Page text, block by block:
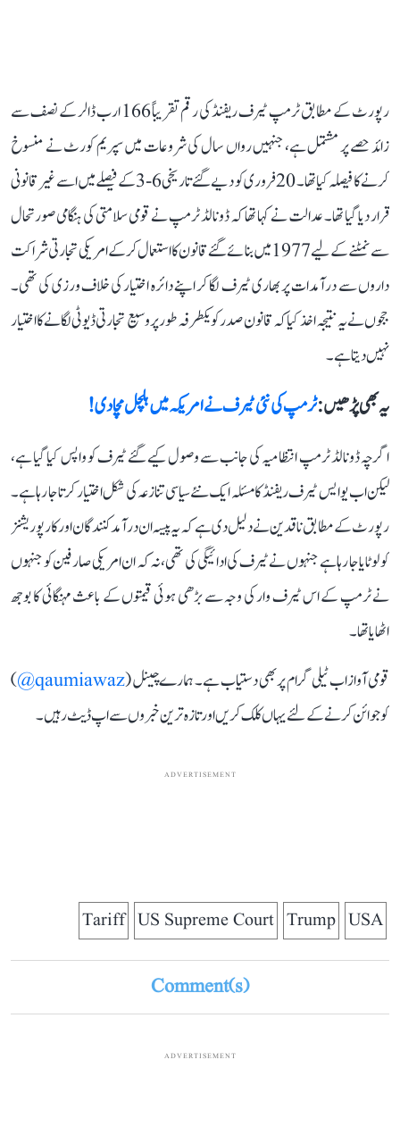
رپورٹ کے مطابق ٹرمپ ٹیرف ریفنڈ کی رقم تقریباً 166 ارب ڈالر کے نصف سے
زائد حصے پر مشتمل ہے، جنہیں رواں سال کی شروعات میں سپریم کورٹ نے منسوخ
کرنے کا فیصلہ کیا تھا۔ 20 فروری کو دیے گئے تاریخی 6-3 کے فیصلے میں اسے غیر قانونی
قرار دیا گیا تھا۔ عدالت نے کہا تھا کہ ڈونالڈ ٹرمپ نے قومی سلامتی کی ہنگامی صورتحال
سے نمٹنے کے لیے 1977 میں بنائے گئے قانون کا استعمال کر کے امریکی تجارتی شراکت
داروں سے درآمدات پر بھاری ٹیرف لگا کر اپنے دائرہ اختیار کی خلاف ورزی کی تھی۔
ججوں نے یہ نتیجہ اخذ کیا کہ قانون صدر کو یکطرفہ طور پر وسیع تجارتی ڈیوٹی لگانے کا اختیار
نہیں دیتا ہے۔
یہ بھی پڑھیں :ٹرمپ کی نئی ٹیرف نے امریکہ میں ہلچل مچا دی!
اگرچہ ڈونالڈ ٹرمپ انتظامیہ کی جانب سے وصول کیے گئے ٹیرف کو واپس کیا گیا ہے،
لیکن اب یو ایس ٹیرف ریفنڈ کا مسئلہ ایک نئے سیاسی تنازعہ کی شکل اختیار کرتا جا رہا ہے۔
رپورٹ کے مطابق ناقدین نے دلیل دی ہے کہ یہ پیسہ ان درآمد کنندگان اور کارپوریشنز
کو لوٹایا جا رہا ہے جنہوں نے ٹیرف کی ادائیگی کی تھی، نہ کہ ان امریکی صارفین کو جنہوں
نے ٹرمپ کے اس ٹیرف وار کی وجہ سے بڑھی ہوئی قیمتوں کے باعث مہنگائی کا بوجھ
اٹھایا تھا۔
قومی آواز اب ٹیلی گرام پر بھی دستیاب ہے۔ ہمارے چینل (qaumiawaz@
)
کو جوائن کرنے کے لئے یہاں کلک کریں اور تازہ ترین خبروں سے اپ ڈیٹ رہیں۔
ADVERTISEMENT
USA
Trump
US Supreme Court
Tariff
Comment(s)
ADVERTISEMENT